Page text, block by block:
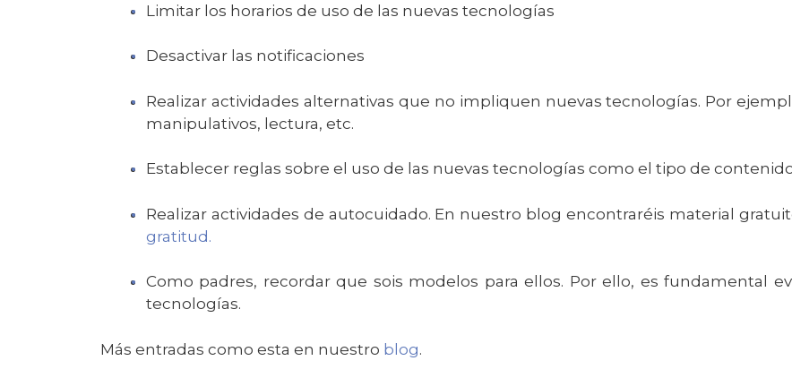
Limitar los horarios de uso de las nuevas tecnologías
Desactivar las notificaciones
Realizar actividades alternativas que no impliquen nuevas tecnologías. Por
manipulativos, lectura, etc.
Establecer reglas sobre el uso de las nuevas tecnologías como el tipo de
Realizar actividades de autocuidado. En nuestro blog encontraréis material
gratitud.
Como padres, recordar que sois modelos para ellos. Por ello, es fundamental
tecnologías.
Más entradas como esta en nuestro blog.